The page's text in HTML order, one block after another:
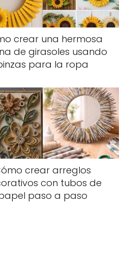
crear una hermosa
de girasoles usando
para la ropa
crear arreglos
con tubos de
paso a paso